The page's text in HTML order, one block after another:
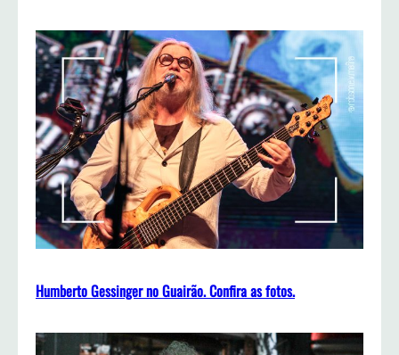
Humberto Gessinger no Guairão. Confira as fotos.